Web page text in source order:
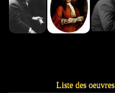
Liste des oeuvres